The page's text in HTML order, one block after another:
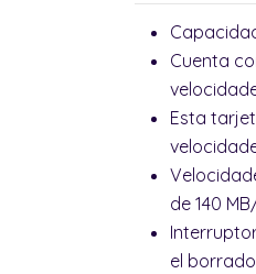
Cuenta
Esta
de 140
el